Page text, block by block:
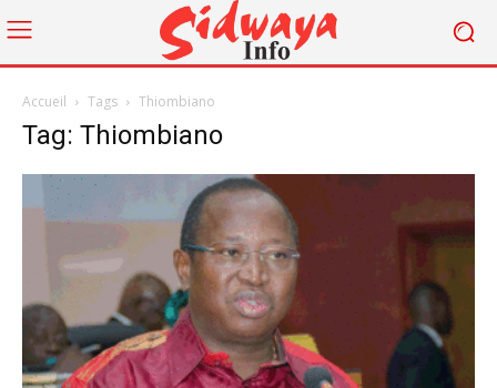
Accueil Tags Thiombiano
Tag: Thiombiano